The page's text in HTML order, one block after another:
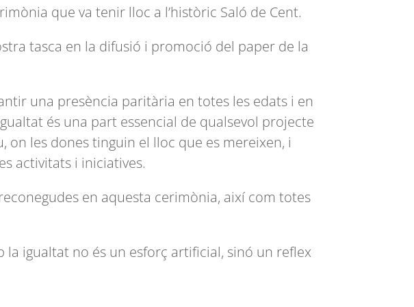
que va tenir lloc a l’històric Saló de Cent.
tasca en la difusió i promoció del paper de la
una presència paritària en totes les edats i en
és una part essencial de qualsevol projecte
les dones tinguin el lloc que es mereixen, i
activitats i iniciatives.
en aquesta cerimònia, així com totes
igualtat no és un esforç artificial, sinó un reflex